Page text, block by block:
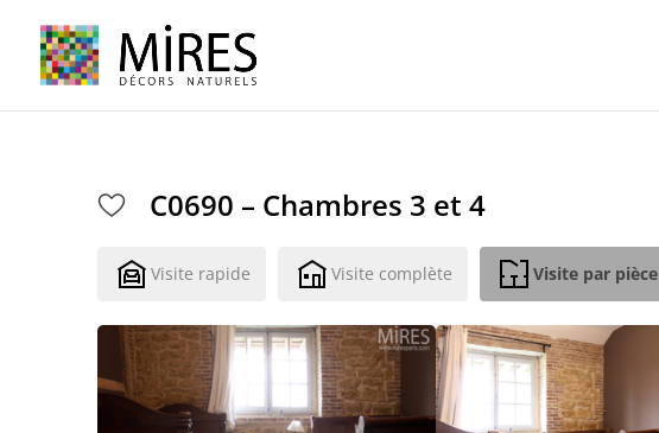
C0690 – Chambres 3 et 4
Visite rapide Visite complète Visite par pièce